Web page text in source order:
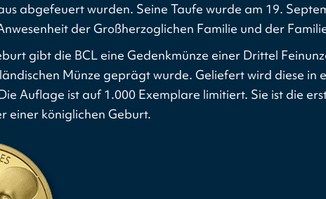
abgefeuert wurden. Seine Taufe wurde am 19.
der Großherzoglichen Familie und der
gibt die BCL eine Gedenkmünze einer Drittel
Münze geprägt wurde. Geliefert wird diese in
Auflage ist auf 1.000 Exemplare limitiert. Sie ist die
einer königlichen Geburt.